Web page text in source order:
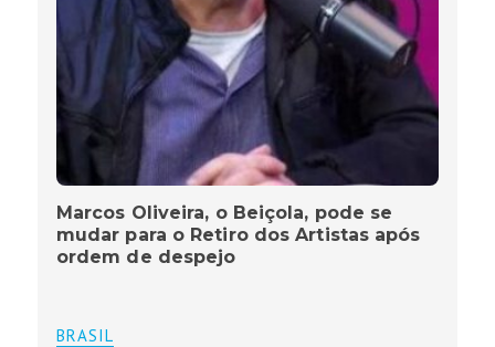
Marcos Oliveira, o Beiçola, pode se
mudar para o Retiro dos Artistas após
ordem de despejo
BRASIL